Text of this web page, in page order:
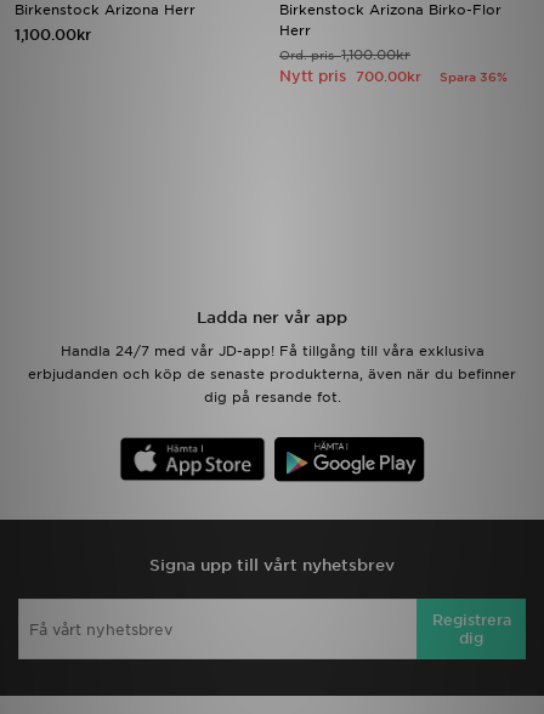
Birkenstock Arizona Herr
1,100.00kr
Birkenstock Arizona Birko-Flor
Herr
Ord. pris1,100.00kr
Nytt pris 700.00kr Spara 36%
Ladda ner vår app
Handla 24/7 med vår JD-app! Få tillgång till våra exklusiva
erbjudanden och köp de senaste produkterna, även när du befinner
dig på resande fot.
Signa upp till vårt nyhetsbrev
Registrera
dig